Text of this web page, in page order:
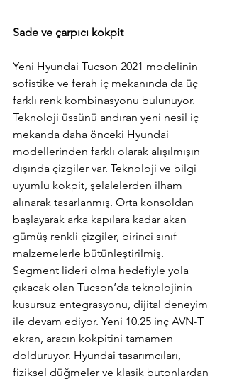
Sade ve çarpıcı kokpit
Yeni Hyundai Tucson 2021 modelinin
sofistike ve ferah iç mekanında da üç
farklı renk kombinasyonu bulunuyor.
Teknoloji üssünü andıran yeni nesil iç
mekanda daha önceki Hyundai
modellerinden farklı olarak alışılmışın
dışında çizgiler var. Teknoloji ve bilgi
uyumlu kokpit, şelalelerden ilham
alınarak tasarlanmış. Orta konsoldan
başlayarak arka kapılara kadar akan
gümüş renkli çizgiler, birinci sınıf
malzemelerle bütünleştirilmiş.
Segment lideri olma hedefiyle yola
çıkacak olan Tucson’da teknolojinin
kusursuz entegrasyonu, dijital deneyim
ile devam ediyor. Yeni 10.25 inç AVN-T
ekran, aracın kokpitini tamamen
dolduruyor. Hyundai tasarımcıları,
fiziksel düğmeler ve klasik butonlardan